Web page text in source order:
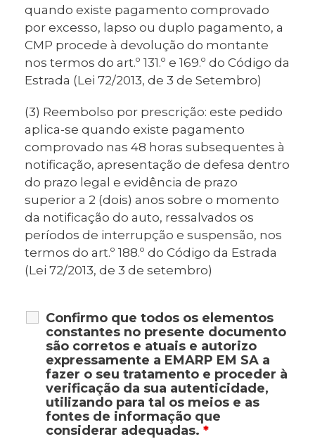
quando existe pagamento comprovado
por excesso, lapso ou duplo pagamento, a
CMP procede à devolução do montante
nos termos do art.º 131.º e 169.º do Código da
Estrada (Lei 72/2013, de 3 de Setembro)
(3) Reembolso por prescrição: este pedido
aplica-se quando existe pagamento
comprovado nas 48 horas subsequentes à
notificação, apresentação de defesa dentro
do prazo legal e evidência de prazo
superior a 2 (dois) anos sobre o momento
da notificação do auto, ressalvados os
períodos de interrupção e suspensão, nos
termos do art.º 188.º do Código da Estrada
(Lei 72/2013, de 3 de setembro)
Confirmo que todos os elementos
constantes no presente documento
são corretos e atuais e autorizo
expressamente a EMARP EM SA a
fazer o seu tratamento e proceder à
verificação da sua autenticidade,
utilizando para tal os meios e as
fontes de informação que
considerar adequadas. *